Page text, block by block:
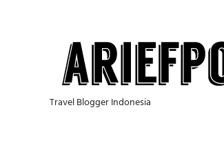
Travel Blogger Indonesia